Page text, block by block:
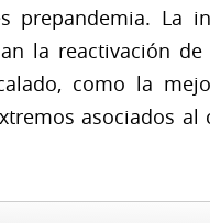
prepandemia. La
la reactivación
como la
asociados